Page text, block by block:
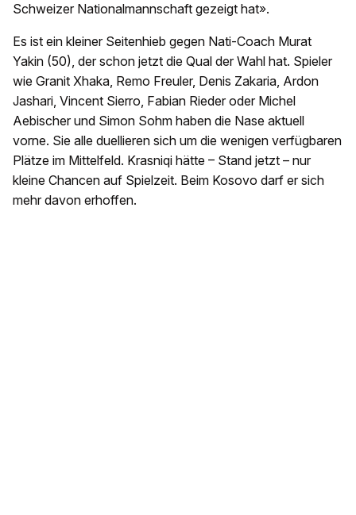
Schweizer Nationalmannschaft gezeigt hat».
Es ist ein kleiner Seitenhieb gegen Nati-Coach Murat
Yakin (50), der schon jetzt die Qual der Wahl hat. Spieler
wie Granit Xhaka, Remo Freuler, Denis Zakaria, Ardon
Jashari, Vincent Sierro, Fabian Rieder oder Michel
Aebischer und Simon Sohm haben die Nase aktuell
vorne. Sie alle duellieren sich um die wenigen verfügbaren
Plätze im Mittelfeld. Krasniqi hätte – Stand jetzt – nur
kleine Chancen auf Spielzeit. Beim Kosovo darf er sich
mehr davon erhoffen.